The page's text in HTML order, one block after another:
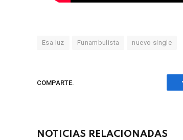
Esa luz Funambulista nuevo single
COMPARTE.
NOTICIAS RELACIONADAS